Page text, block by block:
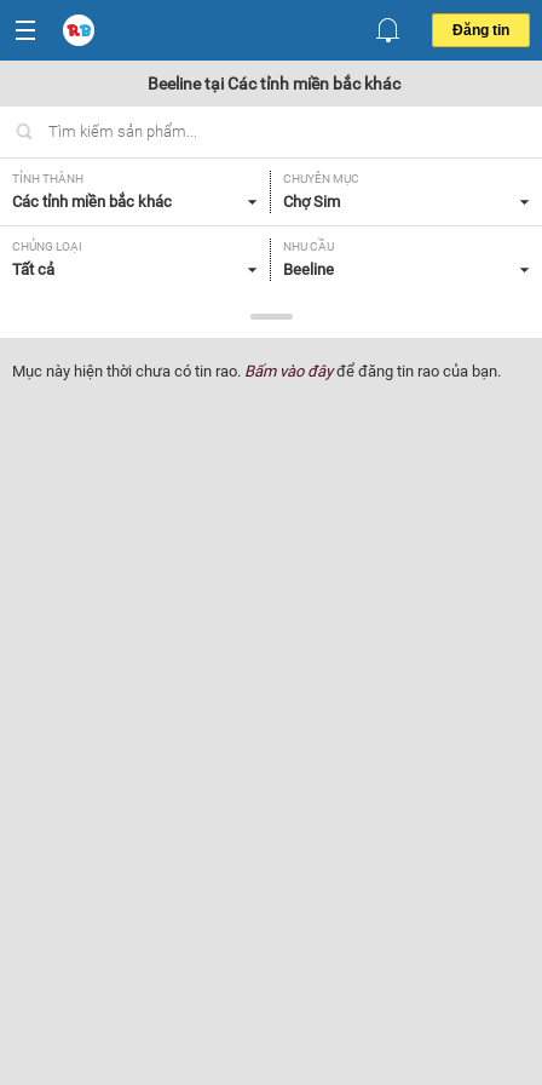
Đăng tin
Beeline tại Các tỉnh miền bắc khác
TỈNH THÀNH
Các tỉnh miền bắc khác
CHUYÊN MỤC
Chợ Sim
CHỦNG LOẠI
Tất cả
NHU CẦU
Beeline
100 - 200 triệu
Mục này hiện thời chưa có tin rao. Bấm vào đâyđể đăng tin rao của bạn.